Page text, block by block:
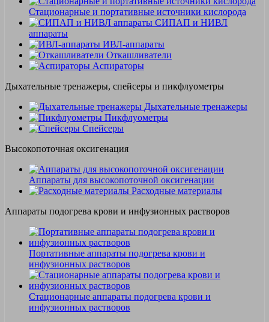
Стационарные и портативные источники кислорода
СИПАП и НИВЛ
аппараты
ИВЛ-аппараты
Откашливатели
Аспираторы
Дыхательные тренажеры, спейсеры и пикфлуометры
Дыхательные тренажеры
Пикфлуометры
Спейсеры
Высокопоточная оксигенация
Аппараты для высокопоточной оксигенации
Расходные материалы
Аппараты подогрева крови и инфузионных растворов
Портативные аппараты подогрева крови и
инфузионных растворов
Стационарные аппараты подогрева крови и
инфузионных растворов